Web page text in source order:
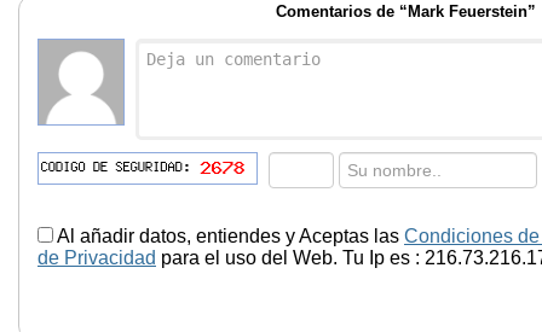
Comentarios de “Mark Feuerstein”
Al añadir datos, entiendes y Aceptas las Condiciones
de Privacidad para el uso del Web. Tu Ip es :